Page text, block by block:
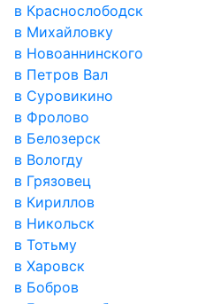
в Краснослободск
в Михайловку
в Новоаннинского
в Петров Вал
в Суровикино
в Фролово
в Белозерск
в Вологду
в Грязовец
в Кириллов
в Никольск
в Тотьму
в Харовск
в Бобров